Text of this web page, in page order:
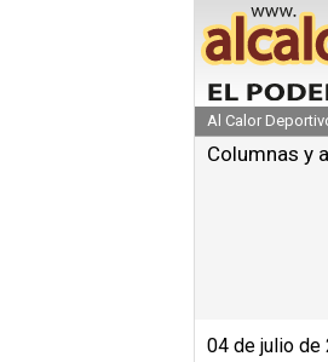
Al Calor
Columnas y
04 de julio de